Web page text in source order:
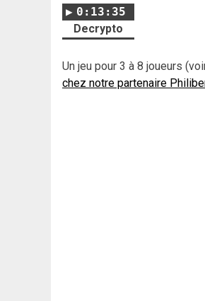
0:13:35
Decrypto
Un jeu pour 3 à 8 joueurs
chez notre partenaire